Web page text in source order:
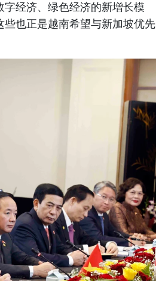
经济、绿色经济的新增长模
也正是越南希望与新加坡优先